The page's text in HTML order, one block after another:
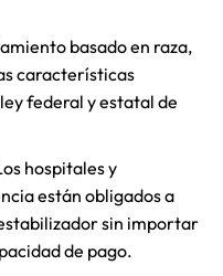
basado en raza,
características
federal y estatal de
hospitales y
están obligados a
sin importar
de pago.
PM
8:30 AM – 5:00
PM
PM
Closed
Closed
PM
8:30 AM – 5:00
PM
PM
Closed
Closed